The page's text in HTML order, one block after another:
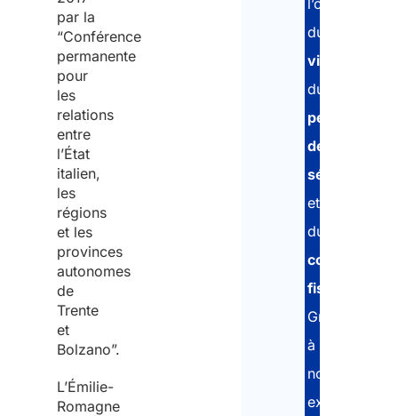
par la
“Conférence
permanente
pour
les
relations
entre
l’État
italien,
les
régions
et les
provinces
autonomes
de
Trente
et
Bolzano”.
L’Émilie-
Romagne
l’obtention
du
visa
du
permis
de
séjour
et
du
code
fiscal
Grâce
à
notre
expérience